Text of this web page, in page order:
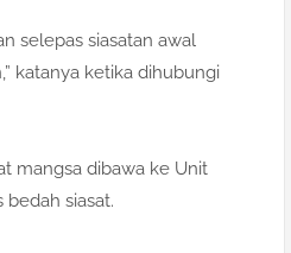
selepas siasatan awal
katanya ketika dihubungi
mangsa dibawa ke Unit
bedah siasat.